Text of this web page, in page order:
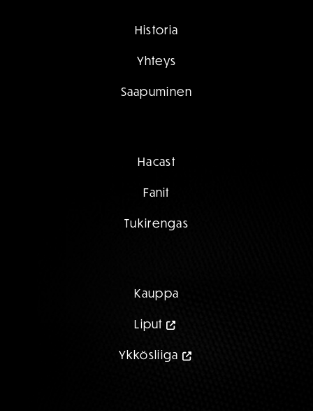
Historia
Yhteys
Saapuminen
Hacast
Fanit
Tukirengas
Kauppa
Liput
Ykkösliiga